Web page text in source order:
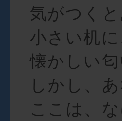
気がつく
小さい机
懐かしい匂
しかし、
ここは、